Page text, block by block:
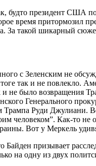
будто президент США
время притормозил
За такой шикарный
с Зеленским не
так и не повлекло.
и не было возвращения
Генерального
Трампа Руди Джулиани.
человеком”. Как-то
Вот у Меркель
Байден призывает
на одну из двух